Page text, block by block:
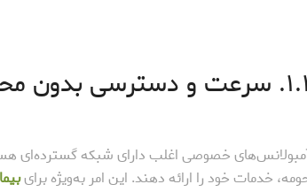
محدودیت جغرافیایی
خصوصی اغلب دارای شبکه گسترده‌ای
خدمات خود را ارائه دهند. این امر به‌ویژه برای